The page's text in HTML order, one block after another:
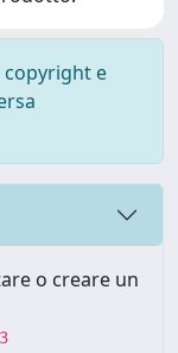
copyright e
o creare un